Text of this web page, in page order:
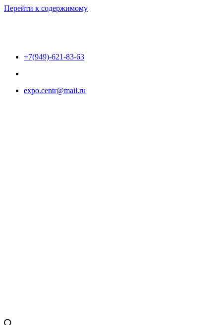
Перейти к содержимому
+7(949)-621-83-63
expo.centr@mail.ru